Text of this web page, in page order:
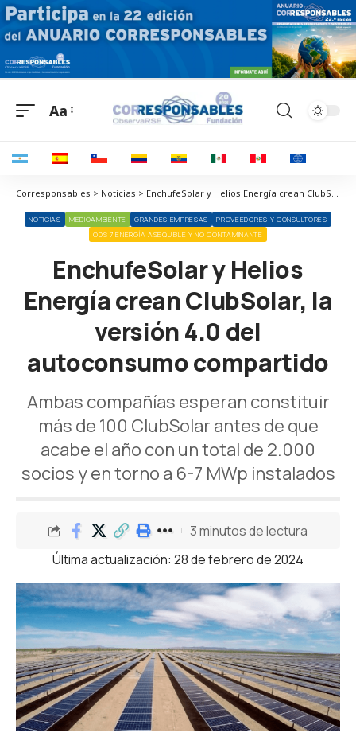
Aa
Corresponsables > Noticias > EnchufeSolar y Helios Energía crean ClubSolar, la versión 4.0 del autoconsumo compartido
NOTICIAS MEDIOAMBIENTE GRANDES EMPRESAS
PROVEEDORES Y CONSULTORES
ODS 7 ENERGÍA ASEQUIBLE Y NO CONTAMINANTE
EnchufeSolar y Helios
Energía crean ClubSolar, la
versión 4.0 del
autoconsumo compartido
Ambas compañías esperan constituir
más de 100 ClubSolar antes de que
acabe el año con un total de 2.000
socios y en torno a 6-7 MWp instalados
Última actualización: 28 de febrero de 2024
3 minutos de lectura